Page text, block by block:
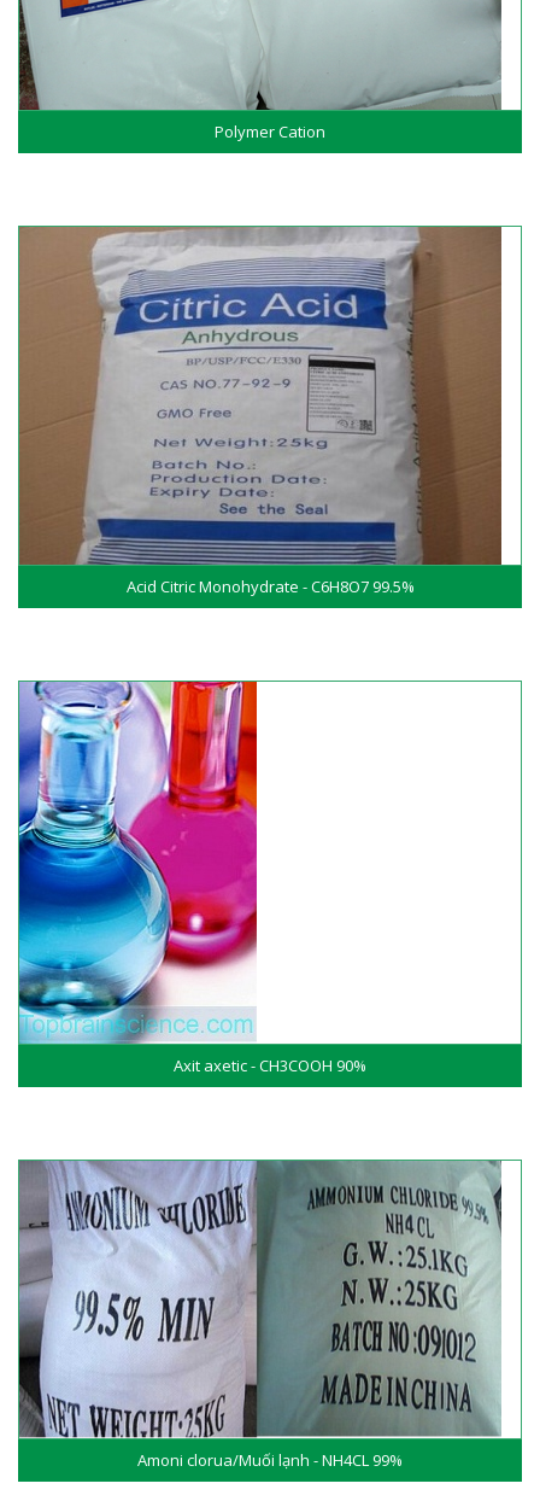
Polymer Cation
Acid Citric Monohydrate - C6H8O7 99.5%
Axit axetic - CH3COOH 90%
Amoni clorua/Muối lạnh - NH4CL 99%